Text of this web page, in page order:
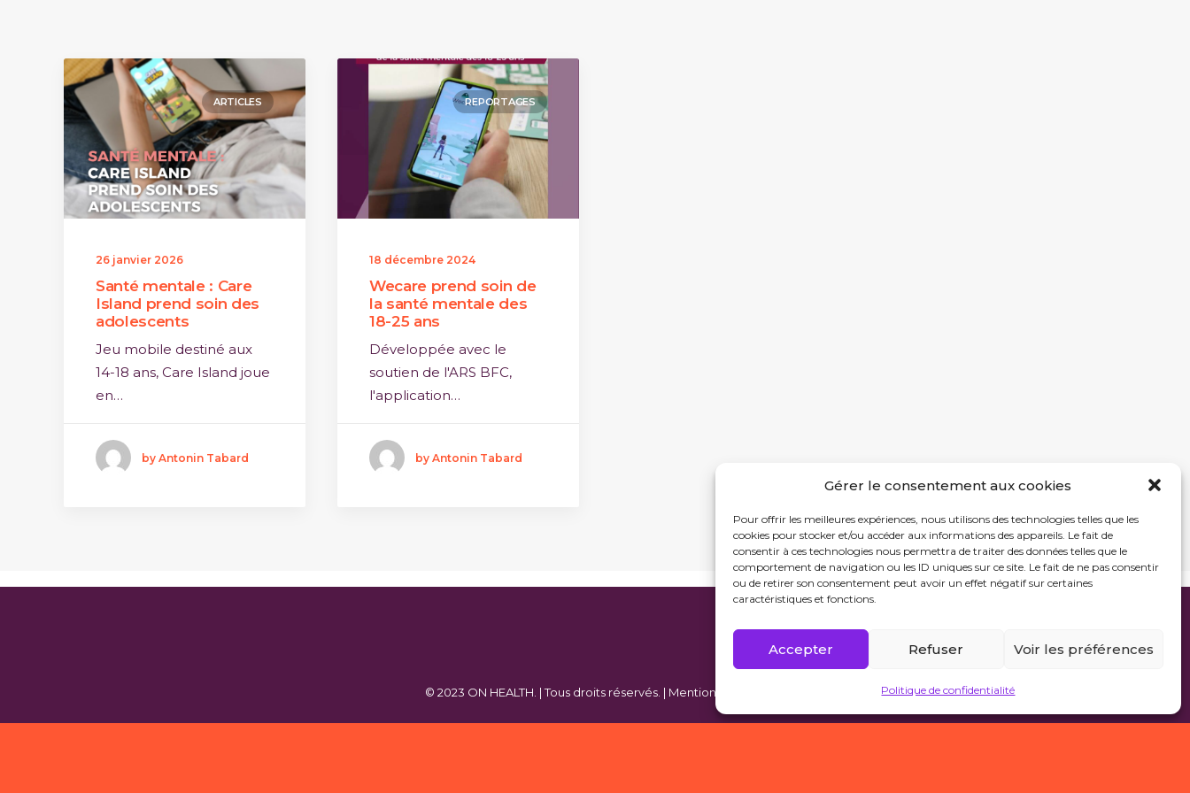
Gérer le consentement aux cookies
Pour offrir les meilleures expériences, nous utilisons des technologies telles que les
cookies pour stocker et/ou accéder aux informations des appareils. Le fait de
consentir à ces technologies nous permettra de traiter des données telles que le
comportement de navigation ou les ID uniques sur ce site. Le fait de ne pas consentir
ou de retirer son consentement peut avoir un effet négatif sur certaines
caractéristiques et fonctions.
Accepter Refuser Voir les préférences
Politique de confidentialité
ARTICLES
26 janvier 2026
Santé mentale : Care
Island prend soin des
adolescents
Jeu mobile destiné aux
14-18 ans, Care Island joue
en…
by Antonin Tabard
REPORTAGES
18 décembre 2024
Wecare prend soin de
la santé mentale des
18-25 ans
Développée avec le
soutien de l'ARS BFC,
l'application…
by Antonin Tabard
© 2023 ON HEALTH. | Tous droits réservés. | Mentions légales